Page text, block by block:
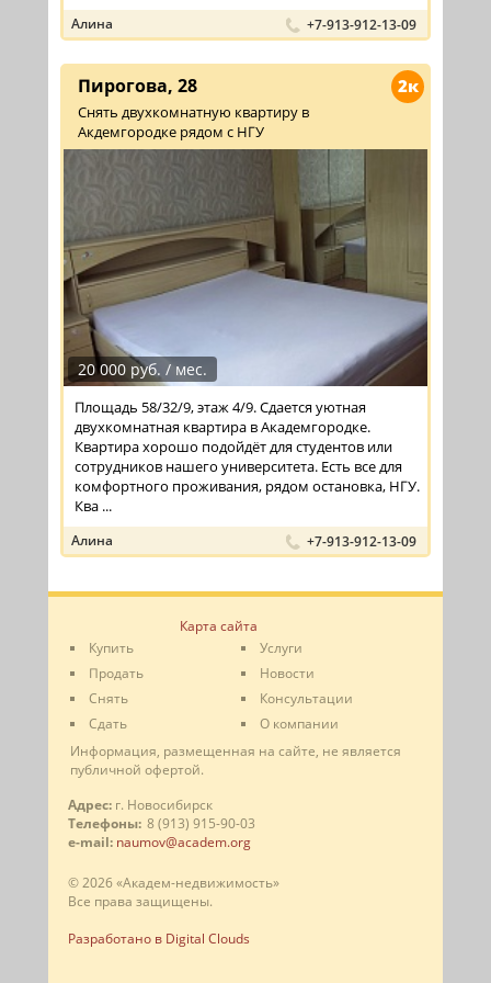
Алина +7-913-912-13-09
2к
Пирогова, 28
Снять двухкомнатную квартиру в
Акдемгородке рядом с НГУ
20 000 руб. / мес.
Площадь 58/32/9, этаж 4/9. Сдается уютная
двухкомнатная квартира в Академгородке.
Квартира хорошо подойдёт для студентов или
сотрудников нашего университета. Есть все для
комфортного проживания, рядом остановка, НГУ.
Ква ...
Алина +7-913-912-13-09
Карта сайта
Купить
Продать
Снять
Сдать
Услуги
Новости
Консультации
О компании
Информация, размещенная на сайте, не является
публичной офертой.
Адрес: г. Новосибирск
Телефоны: 8 (913) 915-90-03
e-mail: naumov@academ.org
© 2026 «Академ-недвижимость»
Все права защищены.
Разработано в Digital Clouds